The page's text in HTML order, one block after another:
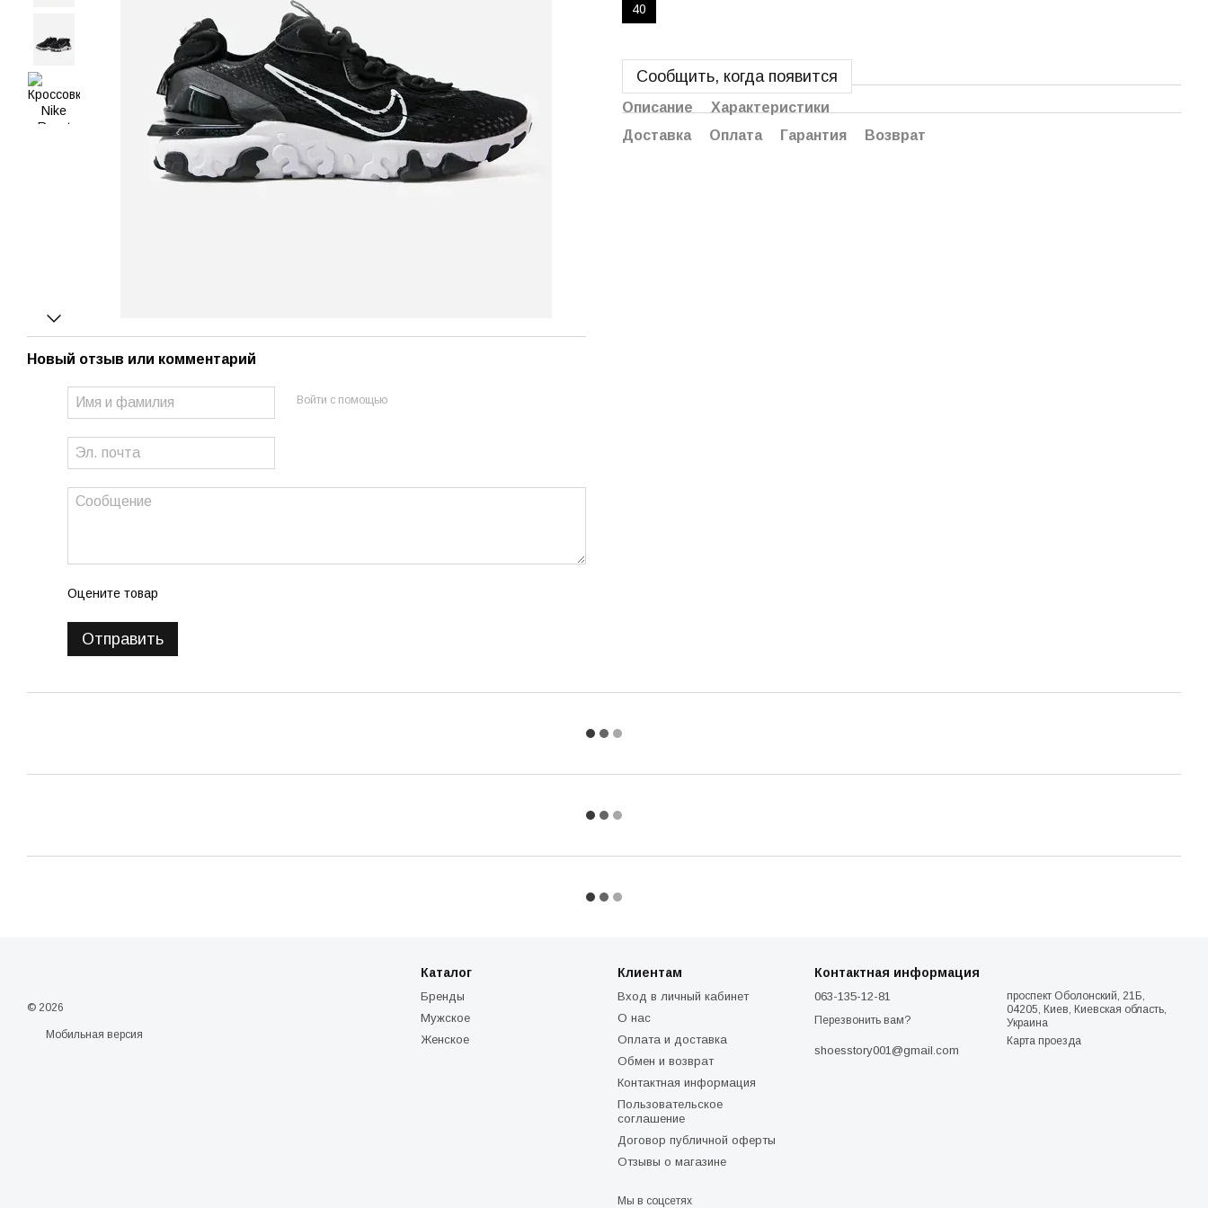
Новый отзыв или комментарий
Войти с помощью
Оцените товар
Отправить
40
Сообщить, когда появится
Описание
Характеристики
Доставка
Оплата Гарантия Возврат
© 2026
Мобильная версия
Каталог
Бренды
Мужское
Женское
Клиентам
Вход в личный кабинет
О нас
Оплата и доставка
Обмен и возврат
Контактная информация
Пользовательское
соглашение
Договор публичной оферты
Отзывы о магазине
Мы в соцсетях
Контактная информация
063-135-12-81
Перезвонить вам?
shoesstory001@gmail.com
проспект Оболонский, 21Б,
04205, Киев, Киевская область,
Украина
Карта проезда